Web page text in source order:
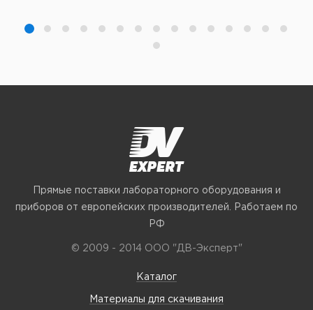
Прямые поставки лабораторного оборудования и
приборов от европейских производителей. Работаем по
РФ
© 2009 - 2014 ООО "ДВ-Эксперт"
Каталог
Материалы для скачивания